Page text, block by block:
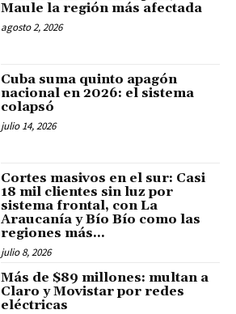
Maule la región más afectada
agosto 2, 2026
Cuba suma quinto apagón
nacional en 2026: el sistema
colapsó
julio 14, 2026
Cortes masivos en el sur: Casi
18 mil clientes sin luz por
sistema frontal, con La
Araucanía y Bío Bío como las
regiones más...
julio 8, 2026
Más de $89 millones: multan a
Claro y Movistar por redes
eléctricas